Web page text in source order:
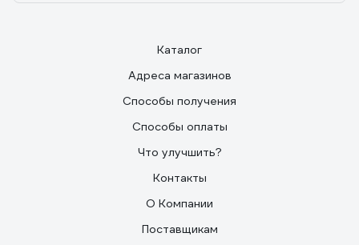
Каталог
Адреса магазинов
Способы получения
Способы оплаты
Что улучшить?
Контакты
О Компании
Поставщикам